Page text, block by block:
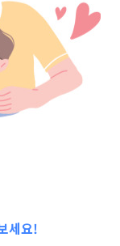
2023-07-21
세요!